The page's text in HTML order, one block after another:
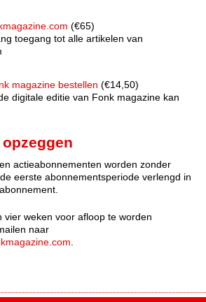
(€65)
toegang tot alle artikelen van
magazine bestellen (€14,50)
digitale editie van Fonk magazine kan
actieabonnementen worden zonder
eerste abonnementsperiode verlengd in
vier weken voor afloop te worden
naar